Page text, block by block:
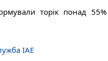
торік понад
ІАЕ